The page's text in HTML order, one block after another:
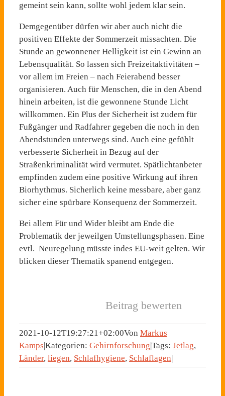
gemeint sein kann, sollte wohl jedem klar sein.
Demgegenüber dürfen wir aber auch nicht die
positiven Effekte der Sommerzeit missachten. Die
Stunde an gewonnener Helligkeit ist ein Gewinn an
Lebensqualität. So lassen sich Freizeitaktivitäten –
vor allem im Freien – nach Feierabend besser
organisieren. Auch für Menschen, die in den Abend
hinein arbeiten, ist die gewonnene Stunde Licht
willkommen. Ein Plus der Sicherheit ist zudem für
Fußgänger und Radfahrer gegeben die noch in den
Abendstunden unterwegs sind. Auch eine gefühlt
verbesserte Sicherheit in Bezug auf der
Straßenkriminalität wird vermutet. Spätlichtanbeter
empfinden zudem eine positive Wirkung auf ihren
Biorhythmus. Sicherlich keine messbare, aber ganz
sicher eine spürbare Konsequenz der Sommerzeit.
Bei allem Für und Wider bleibt am Ende die
Problematik der jeweilgen Umstellungsphasen. Eine
evtl. Neuregelung müsste indes EU-weit gelten. Wir
blicken dieser Thematik spanend entgegen.
Beitrag bewerten
2021-10-12T19:27:21+02:00Von Markus
Kamps Kategorien: Gehirnforschung Tags: Jetlag,
Länder, liegen, Schlafhygiene, Schlaflagen